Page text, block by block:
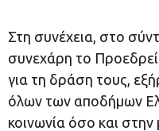
Στη συνέχεια, στο
συνεχάρη το
για τη δράση τους,
όλων των αποδήμων
κοινωνία όσο και